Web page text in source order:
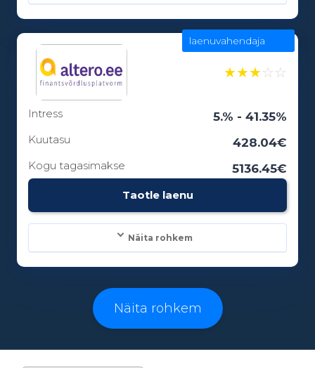
100 - 15000€
Laenuperiood:
★★★☆☆
Intress 5.% - 41.35%
Kuutasu 428.04€
Kogu tagasimakse 5136.45€
Taotle laenu
laenuvahendaja
Näita rohkem
Laenusummad:
500 - 25000€Näita rohkem